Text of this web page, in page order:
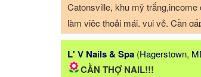
Catonsville, khu mỹ trắng,income
làm việc thoải mái, vui vẻ. Cần
L' V Nails & Spa (Hagerstown,
CẦN THỢ NAIL!!!